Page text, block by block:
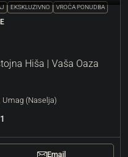
EKSKLUZIVNO VROČA PONUDBA
Hiša | Vaša Oaza
Umag (Naselja)
1
Email